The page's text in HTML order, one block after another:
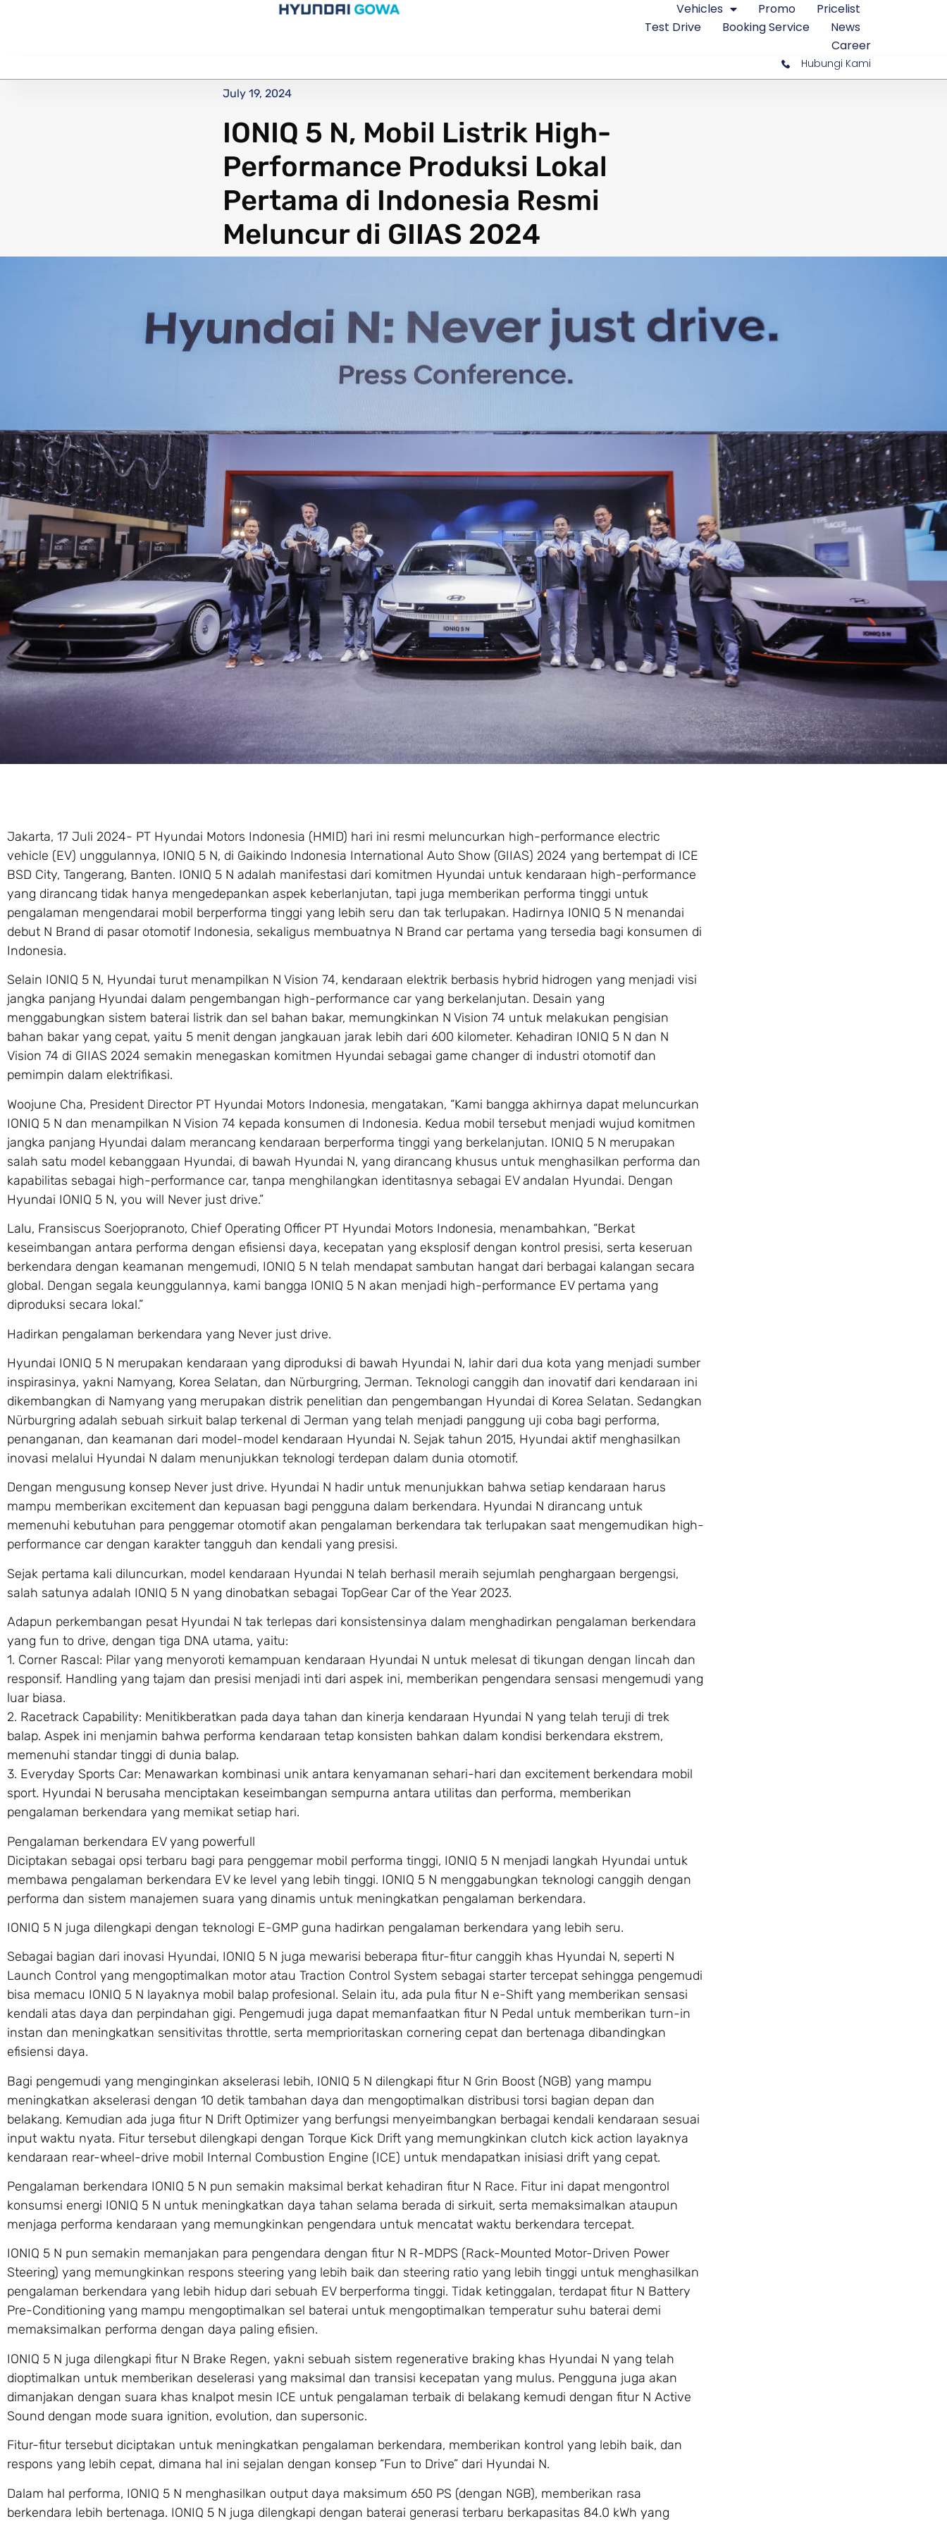
Hubungi Kami
Vehicles Promo
Pricelist
Test Drive
Booking Service
News
Career
July 19, 2024
IONIQ 5 N, Mobil Listrik High-
Performance Produksi Lokal
Pertama di Indonesia Resmi
Meluncur di GIIAS 2024
Jakarta, 17 Juli 2024- PT Hyundai Motors Indonesia (HMID) hari ini resmi meluncurkan high-performance electric
vehicle (EV) unggulannya, IONIQ 5 N, di Gaikindo Indonesia International Auto Show (GIIAS) 2024 yang bertempat di ICE
BSD City, Tangerang, Banten. IONIQ 5 N adalah manifestasi dari komitmen Hyundai untuk kendaraan high-performance
yang dirancang tidak hanya mengedepankan aspek keberlanjutan, tapi juga memberikan performa tinggi untuk
pengalaman mengendarai mobil berperforma tinggi yang lebih seru dan tak terlupakan. Hadirnya IONIQ 5 N menandai
debut N Brand di pasar otomotif Indonesia, sekaligus membuatnya N Brand car pertama yang tersedia bagi konsumen di
Indonesia.
Selain IONIQ 5 N, Hyundai turut menampilkan N Vision 74, kendaraan elektrik berbasis hybrid hidrogen yang menjadi visi
jangka panjang Hyundai dalam pengembangan high-performance car yang berkelanjutan. Desain yang
menggabungkan sistem baterai listrik dan sel bahan bakar, memungkinkan N Vision 74 untuk melakukan pengisian
bahan bakar yang cepat, yaitu 5 menit dengan jangkauan jarak lebih dari 600 kilometer. Kehadiran IONIQ 5 N dan N
Vision 74 di GIIAS 2024 semakin menegaskan komitmen Hyundai sebagai game changer di industri otomotif dan
pemimpin dalam elektrifikasi.
Woojune Cha, President Director PT Hyundai Motors Indonesia, mengatakan, “Kami bangga akhirnya dapat meluncurkan
IONIQ 5 N dan menampilkan N Vision 74 kepada konsumen di Indonesia. Kedua mobil tersebut menjadi wujud komitmen
jangka panjang Hyundai dalam merancang kendaraan berperforma tinggi yang berkelanjutan. IONIQ 5 N merupakan
salah satu model kebanggaan Hyundai, di bawah Hyundai N, yang dirancang khusus untuk menghasilkan performa dan
kapabilitas sebagai high-performance car, tanpa menghilangkan identitasnya sebagai EV andalan Hyundai. Dengan
Hyundai IONIQ 5 N, you will Never just drive.”
Lalu, Fransiscus Soerjopranoto, Chief Operating Officer PT Hyundai Motors Indonesia, menambahkan, “Berkat
keseimbangan antara performa dengan efisiensi daya, kecepatan yang eksplosif dengan kontrol presisi, serta keseruan
berkendara dengan keamanan mengemudi, IONIQ 5 N telah mendapat sambutan hangat dari berbagai kalangan secara
global. Dengan segala keunggulannya, kami bangga IONIQ 5 N akan menjadi high-performance EV pertama yang
diproduksi secara lokal.”
Hadirkan pengalaman berkendara yang Never just drive.
Hyundai IONIQ 5 N merupakan kendaraan yang diproduksi di bawah Hyundai N, lahir dari dua kota yang menjadi sumber
inspirasinya, yakni Namyang, Korea Selatan, dan Nürburgring, Jerman. Teknologi canggih dan inovatif dari kendaraan ini
dikembangkan di Namyang yang merupakan distrik penelitian dan pengembangan Hyundai di Korea Selatan. Sedangkan
Nürburgring adalah sebuah sirkuit balap terkenal di Jerman yang telah menjadi panggung uji coba bagi performa,
penanganan, dan keamanan dari model-model kendaraan Hyundai N. Sejak tahun 2015, Hyundai aktif menghasilkan
inovasi melalui Hyundai N dalam menunjukkan teknologi terdepan dalam dunia otomotif.
Dengan mengusung konsep Never just drive. Hyundai N hadir untuk menunjukkan bahwa setiap kendaraan harus
mampu memberikan excitement dan kepuasan bagi pengguna dalam berkendara. Hyundai N dirancang untuk
memenuhi kebutuhan para penggemar otomotif akan pengalaman berkendara tak terlupakan saat mengemudikan high-
performance car dengan karakter tangguh dan kendali yang presisi.
Sejak pertama kali diluncurkan, model kendaraan Hyundai N telah berhasil meraih sejumlah penghargaan bergengsi,
salah satunya adalah IONIQ 5 N yang dinobatkan sebagai TopGear Car of the Year 2023.
Adapun perkembangan pesat Hyundai N tak terlepas dari konsistensinya dalam menghadirkan pengalaman berkendara
yang fun to drive, dengan tiga DNA utama, yaitu:
1. Corner Rascal: Pilar yang menyoroti kemampuan kendaraan Hyundai N untuk melesat di tikungan dengan lincah dan
responsif. Handling yang tajam dan presisi menjadi inti dari aspek ini, memberikan pengendara sensasi mengemudi yang
luar biasa.
2. Racetrack Capability: Menitikberatkan pada daya tahan dan kinerja kendaraan Hyundai N yang telah teruji di trek
balap. Aspek ini menjamin bahwa performa kendaraan tetap konsisten bahkan dalam kondisi berkendara ekstrem,
memenuhi standar tinggi di dunia balap.
3. Everyday Sports Car: Menawarkan kombinasi unik antara kenyamanan sehari-hari dan excitement berkendara mobil
sport. Hyundai N berusaha menciptakan keseimbangan sempurna antara utilitas dan performa, memberikan
pengalaman berkendara yang memikat setiap hari.
Pengalaman berkendara EV yang powerfull
Diciptakan sebagai opsi terbaru bagi para penggemar mobil performa tinggi, IONIQ 5 N menjadi langkah Hyundai untuk
membawa pengalaman berkendara EV ke level yang lebih tinggi. IONIQ 5 N menggabungkan teknologi canggih dengan
performa dan sistem manajemen suara yang dinamis untuk meningkatkan pengalaman berkendara.
IONIQ 5 N juga dilengkapi dengan teknologi E-GMP guna hadirkan pengalaman berkendara yang lebih seru.
Sebagai bagian dari inovasi Hyundai, IONIQ 5 N juga mewarisi beberapa fitur-fitur canggih khas Hyundai N, seperti N
Launch Control yang mengoptimalkan motor atau Traction Control System sebagai starter tercepat sehingga pengemudi
bisa memacu IONIQ 5 N layaknya mobil balap profesional. Selain itu, ada pula fitur N e-Shift yang memberikan sensasi
kendali atas daya dan perpindahan gigi. Pengemudi juga dapat memanfaatkan fitur N Pedal untuk memberikan turn-in
instan dan meningkatkan sensitivitas throttle, serta memprioritaskan cornering cepat dan bertenaga dibandingkan
efisiensi daya.
Bagi pengemudi yang menginginkan akselerasi lebih, IONIQ 5 N dilengkapi fitur N Grin Boost (NGB) yang mampu
meningkatkan akselerasi dengan 10 detik tambahan daya dan mengoptimalkan distribusi torsi bagian depan dan
belakang. Kemudian ada juga fitur N Drift Optimizer yang berfungsi menyeimbangkan berbagai kendali kendaraan sesuai
input waktu nyata. Fitur tersebut dilengkapi dengan Torque Kick Drift yang memungkinkan clutch kick action layaknya
kendaraan rear-wheel-drive mobil Internal Combustion Engine (ICE) untuk mendapatkan inisiasi drift yang cepat.
Pengalaman berkendara IONIQ 5 N pun semakin maksimal berkat kehadiran fitur N Race. Fitur ini dapat mengontrol
konsumsi energi IONIQ 5 N untuk meningkatkan daya tahan selama berada di sirkuit, serta memaksimalkan ataupun
menjaga performa kendaraan yang memungkinkan pengendara untuk mencatat waktu berkendara tercepat.
IONIQ 5 N pun semakin memanjakan para pengendara dengan fitur N R-MDPS (Rack-Mounted Motor-Driven Power
Steering) yang memungkinkan respons steering yang lebih baik dan steering ratio yang lebih tinggi untuk menghasilkan
pengalaman berkendara yang lebih hidup dari sebuah EV berperforma tinggi. Tidak ketinggalan, terdapat fitur N Battery
Pre-Conditioning yang mampu mengoptimalkan sel baterai untuk mengoptimalkan temperatur suhu baterai demi
memaksimalkan performa dengan daya paling efisien.
IONIQ 5 N juga dilengkapi fitur N Brake Regen, yakni sebuah sistem regenerative braking khas Hyundai N yang telah
dioptimalkan untuk memberikan deselerasi yang maksimal dan transisi kecepatan yang mulus. Pengguna juga akan
dimanjakan dengan suara khas knalpot mesin ICE untuk pengalaman terbaik di belakang kemudi dengan fitur N Active
Sound dengan mode suara ignition, evolution, dan supersonic.
Fitur-fitur tersebut diciptakan untuk meningkatkan pengalaman berkendara, memberikan kontrol yang lebih baik, dan
respons yang lebih cepat, dimana hal ini sejalan dengan konsep “Fun to Drive” dari Hyundai N.
Dalam hal performa, IONIQ 5 N menghasilkan output daya maksimum 650 PS (dengan NGB), memberikan rasa
berkendara lebih bertenaga. IONIQ 5 N juga dilengkapi dengan baterai generasi terbaru berkapasitas 84.0 kWh yang